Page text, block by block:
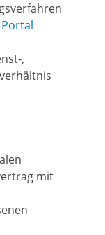
Portal
,
mit